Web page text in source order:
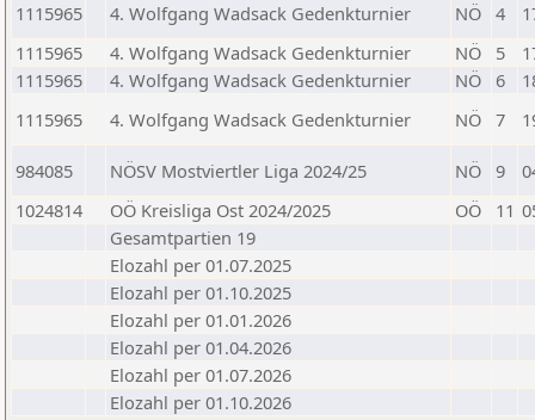
1115965 4. Wolfgang Wadsack Gedenkturnier NÖ 4
1115965
4. Wolfgang Wadsack Gedenkturnier NÖ 5
1115965
4. Wolfgang Wadsack Gedenkturnier NÖ 6
1115965
4. Wolfgang Wadsack Gedenkturnier NÖ 7
984085 NÖSV Mostviertler Liga 2024/25 NÖ 9
1024814
OÖ Kreisliga Ost 2024/2025 OÖ 11
Gesamtpartien 19
Elozahl per 01.07.2025
Elozahl per 01.10.2025
Elozahl per 01.01.2026
Elozahl per 01.04.2026
Elozahl per 01.07.2026
Elozahl per 01.10.2026